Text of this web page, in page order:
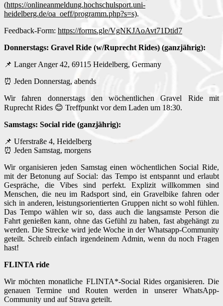
(https://onlineanmeldung.hochschulsport.uni-
heidelberg.de/oa_oeff/programm.php?s=s).
Feedback-Form: https://forms.gle/VgNKJAoAvt71Dtid7
Donnerstags: Gravel Ride (w/Ruprecht Rides) (ganzjährig):
📌 Langer Anger 42, 69115 Heidelberg, Germany
⏰ Jeden Donnerstag, abends
Wir fahren donnerstags den wöchentlichen Gravel Ride mit
Ruprecht Rides 😊 Treffpunkt vor dem Laden um 18:30.
Samstags: Social ride (ganzjährig):
📌 Uferstraße 4, Heidelberg
⏰ Jeden Samstag, morgens
Wir organisieren jeden Samstag einen wöchentlichen Social Ride,
mit der Betonung auf Social: das Tempo ist entspannt und erlaubt
Gespräche, die Vibes sind perfekt. Explizit willkommen sind
Menschen, die neu im Radsport sind, ein Gravelbike fahren oder
sich in anderen, leistungsorientierten Gruppen nicht so wohl fühlen.
Das Tempo wählen wir so, dass auch die langsamste Person die
Fahrt genießen kann, ohne das Gefühl zu haben, fast abgehängt zu
werden. Die Strecke wird jede Woche in der Whatsapp-Community
geteilt. Schreib einfach irgendeinem Admin, wenn du noch Fragen
hast!
FLINTA ride
Wir möchten monatliche FLINTA*-Social Rides organisieren. Die
genauen Termine und Routen werden in unserer WhatsApp-
Community und auf Strava geteilt.